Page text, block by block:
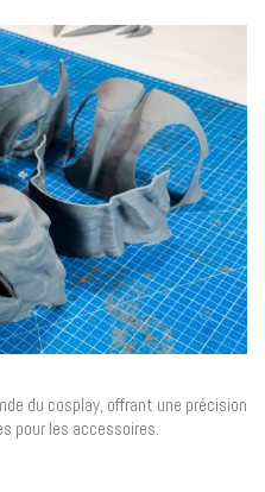
du cosplay, offrant une précision
pour les accessoires.